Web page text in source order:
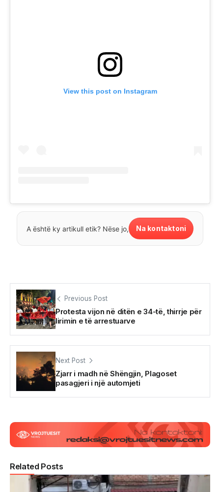
View this post on Instagram
A është ky artikull etik? Nëse jo, Na kontaktoni
Previous Post
Protesta vijon në ditën e 34-të, thirrje për
lirimin e të arrestuarve
Next Post
Zjarr i madh në Shëngjin, Plagoset
pasagjeri i një automjeti
Related Posts